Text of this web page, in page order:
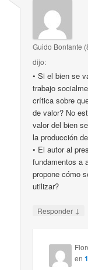
Guido Bonfante
dijo:
• Si el bien se
trabajo
crítica sobre
de valor? No
valor del bien
la producción
• El autor al
fundamentos a
propone cómo
utilizar?
Responder ↓
en